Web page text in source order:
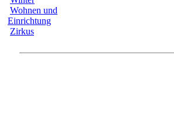
Wohnen und
Einrichtung
Zirkus